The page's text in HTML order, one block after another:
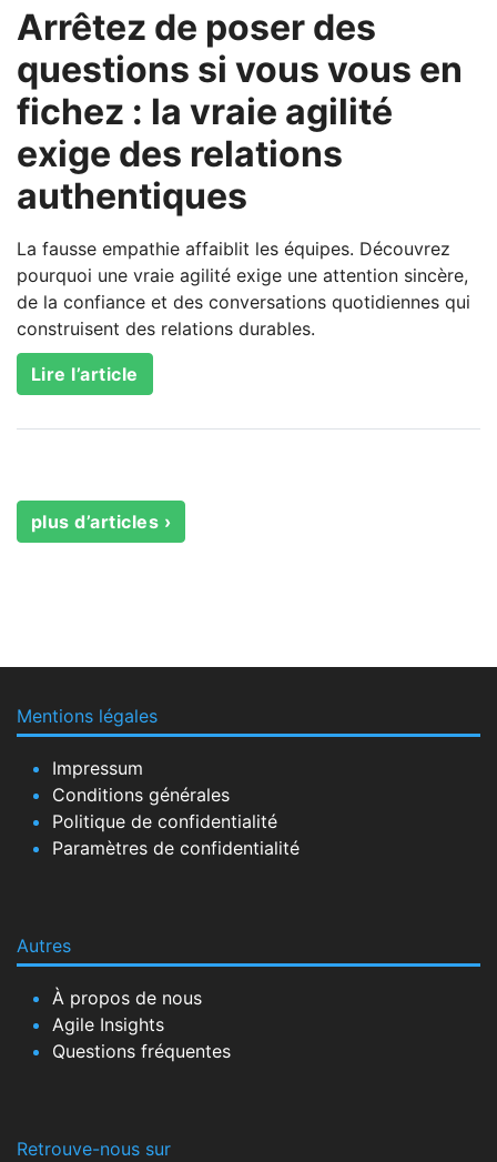
Arrêtez de poser des
questions si vous vous en
fichez : la vraie agilité
exige des relations
authentiques
La fausse empathie affaiblit les équipes. Découvrez
pourquoi une vraie agilité exige une attention sincère,
de la confiance et des conversations quotidiennes qui
construisent des relations durables.
Lire l’article
plus d’articles ›
Mentions légales
Impressum
Conditions générales
Politique de confidentialité
Paramètres de confidentialité
Autres
À propos de nous
Agile Insights
Questions fréquentes
Retrouve-nous sur